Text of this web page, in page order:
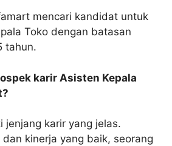
mencari kandidat untuk
Toko dengan batasan
tahun.
karir Asisten Kepala
jenjang karir yang jelas.
kinerja yang baik, seorang